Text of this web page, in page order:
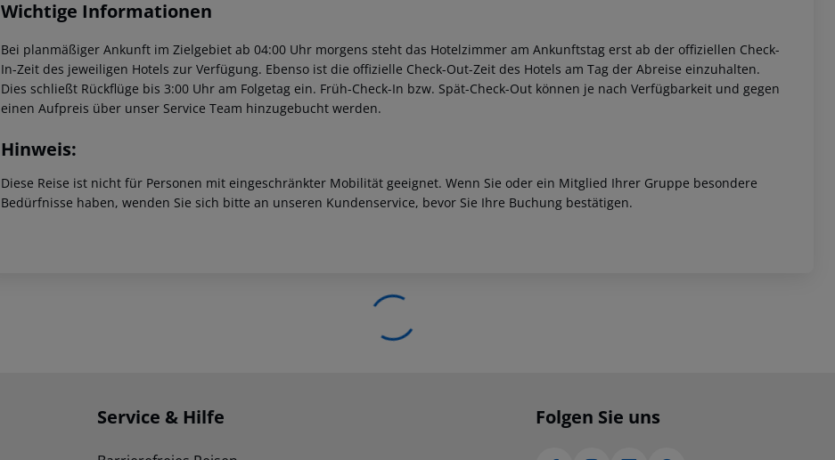
Wichtige Informationen
Bei planmäßiger Ankunft im Zielgebiet ab 04:00 Uhr morgens steht das Hotelzimmer am Ankunftstag erst ab der offiziellen Check-
In-Zeit des jeweiligen Hotels zur Verfügung. Ebenso ist die offizielle Check-Out-Zeit des Hotels am Tag der Abreise einzuhalten.
Dies schließt Rückflüge bis 3:00 Uhr am Folgetag ein. Früh-Check-In bzw. Spät-Check-Out können je nach Verfügbarkeit und gegen
einen Aufpreis über unser Service Team hinzugebucht werden.
Hinweis:
Diese Reise ist nicht für Personen mit eingeschränkter Mobilität geeignet. Wenn Sie oder ein Mitglied Ihrer Gruppe besondere
Bedürfnisse haben, wenden Sie sich bitte an unseren Kundenservice, bevor Sie Ihre Buchung bestätigen.
Service & Hilfe Folgen Sie uns